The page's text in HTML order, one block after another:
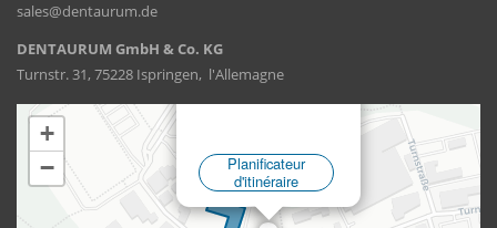
sales@dentaurum.de
DENTAURUM GmbH & Co. KG
Turnstr. 31, 75228 Ispringen, l'Allemagne